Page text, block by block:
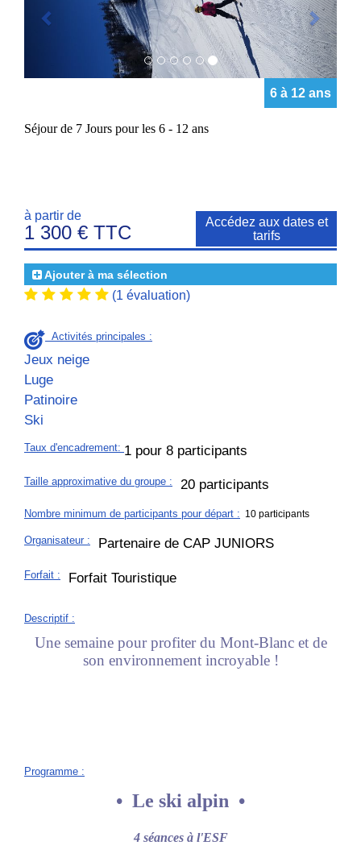
6 à 12 ans
Séjour de 7 Jours pour les 6 - 12 ans
à partir de
1 300 € TTC
Accédez aux dates et
tarifs
Ajouter à ma sélection
(1 évaluation)
Activités principales :
Jeux neige
Luge
Patinoire
Ski
Taux d'encadrement: 1 pour 8 participants
Taille approximative du groupe : 20 participants
Nombre minimum de participants pour départ : 10 participants
Organisateur : Partenaire de CAP JUNIORS
Forfait : Forfait Touristique
Descriptif :
Une semaine pour profiter du Mont-Blanc et de
son environnement incroyable !
Programme :
• Le ski alpin •
4 séances à l'ESF